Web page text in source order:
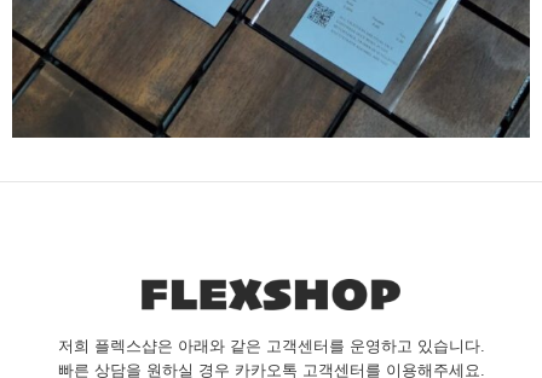
저희 플렉스샵은 아래와 같은 고객센터를 운영하고 있습니다.
빠른 상담을 원하실 경우 카카오톡 고객센터를 이용해주세요.